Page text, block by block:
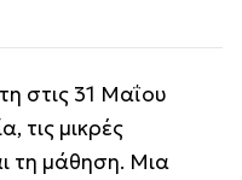
στις 31 Μαΐου
τις μικρές
τη μάθηση. Μια